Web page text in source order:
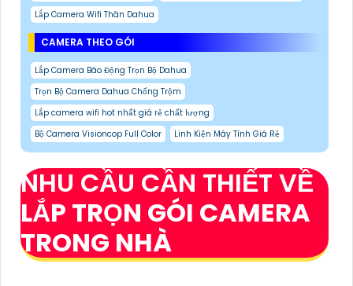
Lắp Camera Wifi Thân Dahua
CAMERA THEO GÓI
Lắp Camera Báo Động Trọn Bộ Dahua
Trọn Bộ Camera Dahua Chống Trộm
Lắp camera wifi hot nhất giá rẻ chất lượng
Bộ Camera Visioncop Full Color
Linh Kiện Máy Tính Giá Rẻ
NHU CẦU CẦN THIẾT VỀ
LẮP TRỌN GÓI CAMERA
TRONG NHÀ